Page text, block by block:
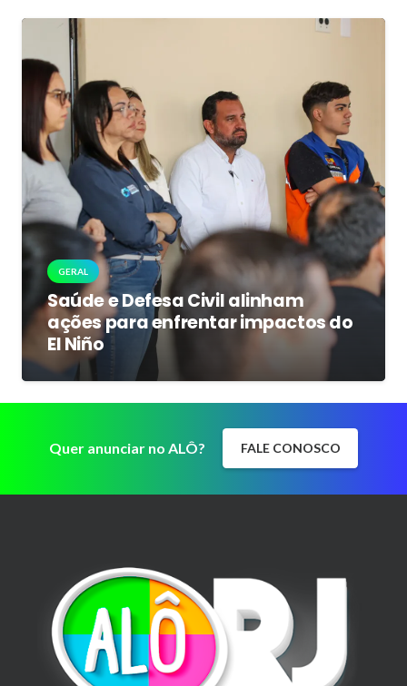
GERAL
Saúde e Defesa Civil alinham
ações para enfrentar impactos do
El Niño
Quer anunciar no ALÔ? FALE CONOSCO